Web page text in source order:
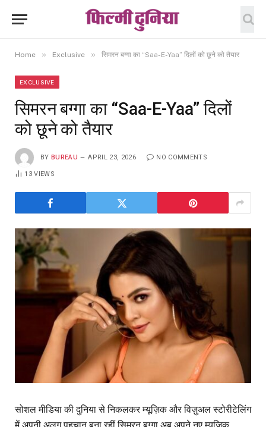
Home » Exclusive » सिमरन बग्गा का “Saa-E-Yaa” दिलों को छूने को तैयार
EXCLUSIVE
सिमरन बग्गा का “Saa-E-Yaa” दिलों
को छूने को तैयार
BY BUREAU APRIL 23, 2026 NO COMMENTS
13VIEWS
सोशल मीडिया की दुनिया से निकलकर म्यूज़िक और विज़ुअल स्टोरीटेलिंग